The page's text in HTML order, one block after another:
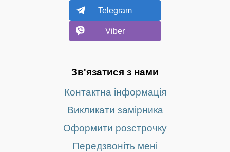
Telegram
Viber
Зв'язатися з нами
Контактна інформація
Викликати замірника
Оформити розстрочку
Передзвоніть мені